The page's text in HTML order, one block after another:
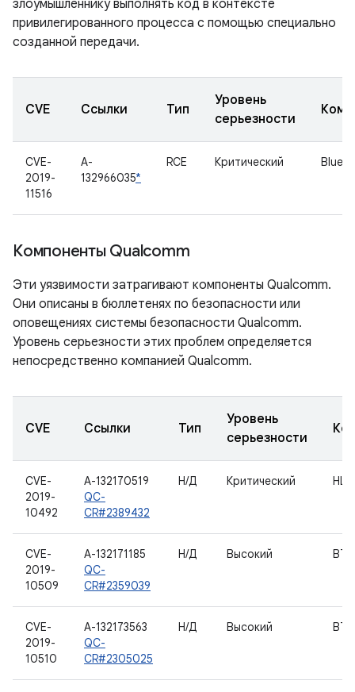
злоумышленнику выполнять код в контексте
привилегированного процесса с помощью специально
созданной передачи.
CVE Ссылки Тип
Уровень
серьезности
CVE-
2019-
11516
A-
132966035*
RCE Критический
Компоненты Qualcomm
Эти уязвимости затрагивают компоненты Qualcomm.
Они описаны в бюллетенях по безопасности или
оповещениях системы безопасности Qualcomm.
Уровень серьезности этих проблем определяется
непосредственно компанией Qualcomm.
CVE Ссылки Тип
Уровень
серьезности
CVE-
2019-
10492
A-132170519
QC-
CR#2389432
Н/Д Критический
CVE-
2019-
10509
A-132171185
QC-
CR#2359039
Н/Д Высокий
CVE-
2019-
10510
A-132173563
QC-
CR#2305025
Н/Д Высокий